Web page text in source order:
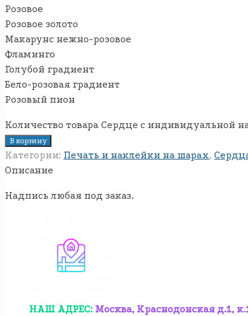
Розовое
Розовое золото
Макарунс нежно-розовое
Фламинго
Голубой градиент
Бело-розовая градиент
Розовый пион
Количество товара Сердце с индивидуальной
В корзину
Категории: Печать и наклейки на шарах,
Описание
Надпись любая под заказ.
НАШ АДРЕС: Москва, Краснодонская д.1,